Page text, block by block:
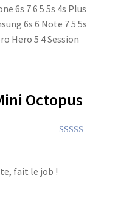
6s 7 6 5 5s 4s Plus
6s 6 Note 7 5 5s
Hero 5 4 Session
Octopus
fait le job !